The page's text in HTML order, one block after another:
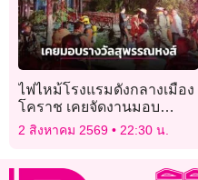
ไฟไหม้โรงแรมดังกลางเมือง
โคราช เคยจัดงานมอบ
รางวัลสุพรรณหงส์
2 สิงหาคม 2569 22:30 น.